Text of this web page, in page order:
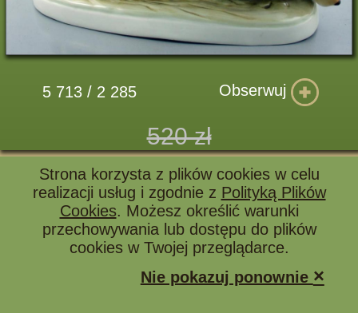
5 713 / 2 285 Obserwuj
520 zł
FIGURKA - OWCZAREK(nr 4890)
artykuł sprzedany
Strona korzysta z plików cookies w celu
realizacji usług i zgodnie z Polityką Plików
Cookies. Możesz określić warunki
przechowywania lub dostępu do plików
cookies w Twojej przeglądarce.
Nie pokazuj ponownie ×